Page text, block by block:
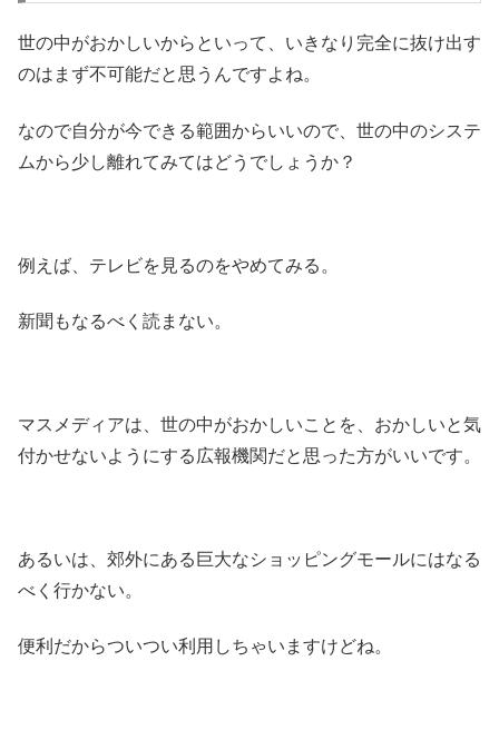
世の中がおかしいからといって、いきなり完全に抜け出す
のはまず不可能だと思うんですよね。
なので自分が今できる範囲からいいので、世の中のシステ
ムから少し離れてみてはどうでしょうか？
例えば、テレビを見るのをやめてみる。
新聞もなるべく読まない。
マスメディアは、世の中がおかしいことを、おかしいと気
付かせないようにする広報機関だと思った方がいいです。
あるいは、郊外にある巨大なショッピングモールにはなる
べく行かない。
便利だからついつい利用しちゃいますけどね。